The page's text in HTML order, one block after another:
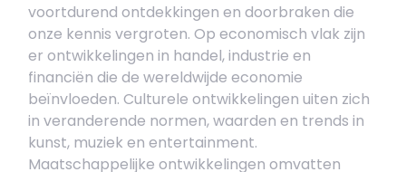
voortdurend ontdekkingen en doorbraken die
onze kennis vergroten. Op economisch vlak zijn
er ontwikkelingen in handel, industrie en
financiën die de wereldwijde economie
beïnvloeden. Culturele ontwikkelingen uiten zich
in veranderende normen, waarden en trends in
kunst, muziek en entertainment.
Maatschappelijke ontwikkelingen omvatten